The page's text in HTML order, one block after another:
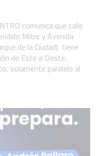
comunica que calle
Mitre y Avenida
de la Ciudad), tiene
de Este a Oeste,
solamente paralelo al